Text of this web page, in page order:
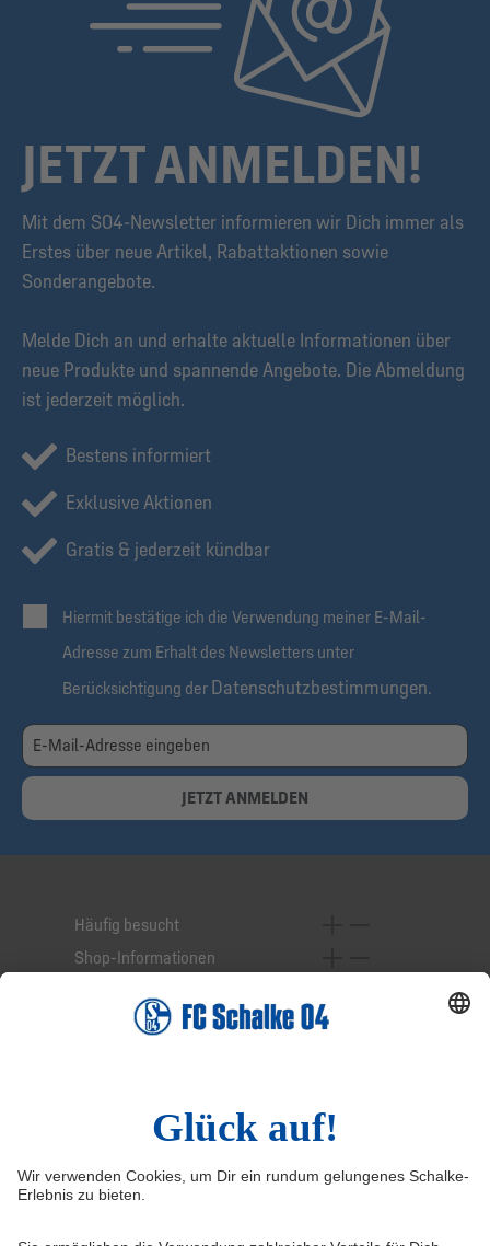
JETZT ANMELDEN!
Mit dem S04-Newsletter informieren wir Dich immer als
Erstes über neue Artikel, Rabattaktionen sowie
Sonderangebote.
Melde Dich an und erhalte aktuelle Informationen über
neue Produkte und spannende Angebote. Die Abmeldung
ist jederzeit möglich.
Bestens informiert
Exklusive Aktionen
Gratis & jederzeit kündbar
Hiermit bestätige ich die Verwendung meiner E-Mail-
Adresse zum Erhalt des Newsletters unter
Berücksichtigung der Datenschutzbestimmungen.
JETZT ANMELDEN
Häufig besucht
Shop-Informationen
Service-Hotline